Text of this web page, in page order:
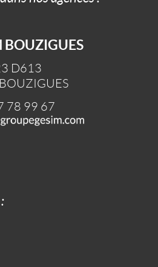
BOUZIGUES
D613
BOUZIGUES
78 99 67